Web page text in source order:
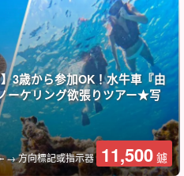
3歳から参加OK！水牛車『由
ーケリング欲張りツアー★写
→ 方向標記或指示器 11,500 鑢